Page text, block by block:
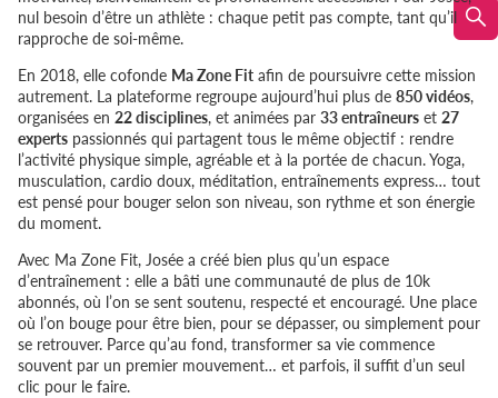
nul besoin d’être un athlète : chaque petit pas compte, tant qu’il
rapproche de soi-même.
En 2018, elle cofonde Ma Zone Fit afin de poursuivre cette mission
autrement. La plateforme regroupe aujourd’hui plus de 850vidéos,
organisées en 22 disciplines, et animées par 33 entraîneurs et 27
experts passionnés qui partagent tous le même objectif : rendre
l’activité physique simple, agréable et à la portée de chacun. Yoga,
musculation, cardio doux, méditation, entraînements express… tout
est pensé pour bouger selon son niveau, son rythme et son énergie
du moment.
Avec Ma Zone Fit, Josée a créé bien plus qu’un espace
d’entraînement : elle a bâti une communauté de plus de 10k
abonnés, où l’on se sent soutenu, respecté et encouragé. Une place
où l’on bouge pour être bien, pour se dépasser, ou simplement pour
se retrouver. Parce qu’au fond, transformer sa vie commence
souvent par un premier mouvement… et parfois, il suffit d’un seul
clic pour le faire.